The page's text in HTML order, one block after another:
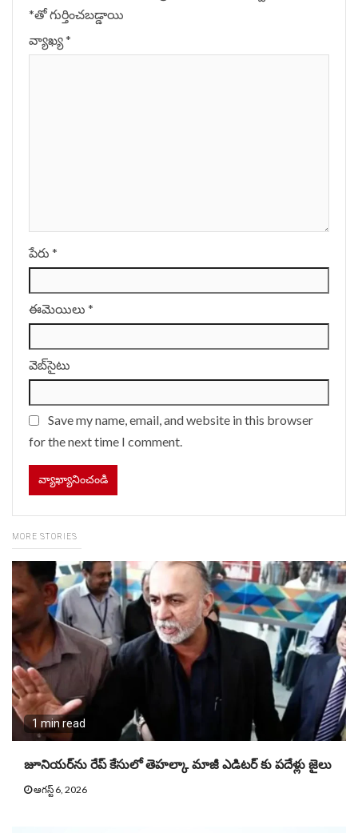
*‌తో గుర్తించబడ్డాయి
వ్యాఖ్య*
పేరు *
ఈమెయిలు *
వెబ్‌సైటు
Save my name, email, and website in this browser
for the next time I comment.
MORE STORIES
1 min read
జూనియ‌ర్‌ను రేప్ కేసులో తెహ‌ల్కా మాజీ ఎడిట‌ర్ కు పదేళ్లు జైలు
ఆగస్ట్ 6, 2026